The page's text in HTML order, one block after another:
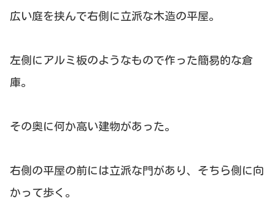
広い庭を挟んで右側に立派な木造の平屋。
左側にアルミ板のようなもので作った簡易的な倉
庫。
その奥に何か高い建物があった。
右側の平屋の前には立派な門があり、そちら側に向
かって歩く。